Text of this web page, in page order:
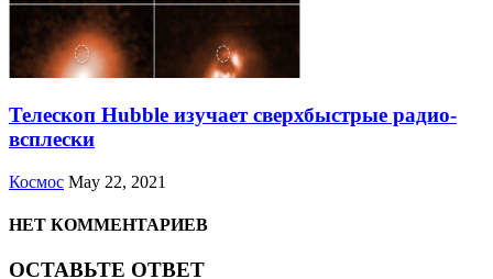
Телескоп Hubble изучает сверхбыстрые радио-
всплески
Космос May 22, 2021
НЕТ КОММЕНТАРИЕВ
ОСТАВЬТЕ ОТВЕТ